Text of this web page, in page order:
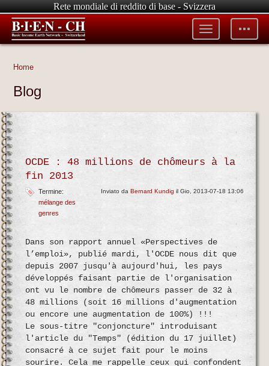
Rete mondiale di reddito di base - Svizzera
Toggle
tools
Toggle
menu
Home
Blog
OCDE : 48 millions de chômeurs à la
fin 2013
Inviato da Bernard Kundig il Gio, 2013-07-18 13:06
Termine:
mélange des
genres
Dans son rapport annuel «Perspectives de
l’emploi», publié mardi, l'OCDE nous dit que
depuis 2007 jusqu'à aujourd'hui, les pays
développés faisant partie de l'organisation
ont vu le nombre de chômeurs passer de 32 à
48 millions (soit 16 millions d'augmentation
ou encore une augmentation de 100%) !!!
Le sous-titre "conjoncture" introduisant
l'article du "Temps" (édition du 17 juillet)
consacré à ce sujet fait pour le moins
sourire. Cela me rappelle ceux qui confondent